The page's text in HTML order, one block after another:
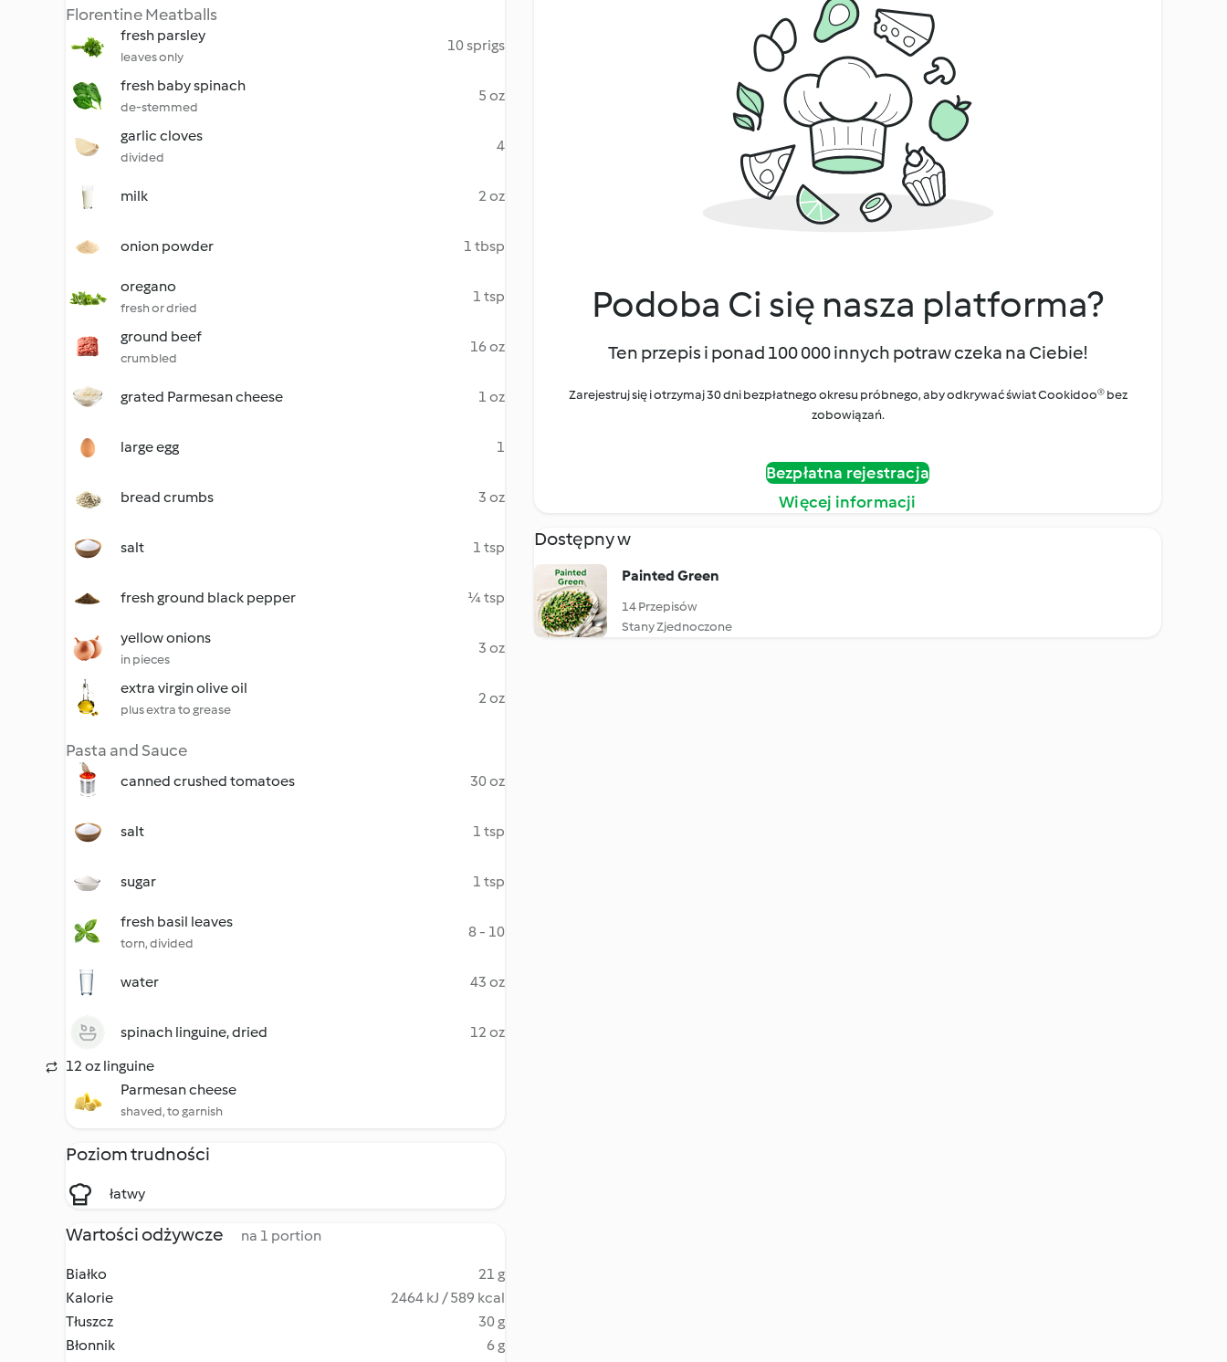
Florentine Meatballs
fresh parsley
leaves only
10 sprigs
fresh baby spinach
de-stemmed
5 oz
garlic cloves
divided
4
milk 2 oz
onion powder 1 tbsp
oregano
fresh or dried
1 tsp
ground beef
crumbled
16 oz
grated Parmesan cheese 1 oz
large egg 1
bread crumbs 3 oz
salt 1 tsp
fresh ground black pepper ¼ tsp
yellow onions
in pieces
3 oz
extra virgin olive oil
plus extra to grease
2 oz
Pasta and Sauce
canned crushed tomatoes 30 oz
salt 1 tsp
sugar 1 tsp
fresh basil leaves
torn, divided
8 - 10
water 43 oz
spinach linguine, dried
12 oz
12 oz linguine
Parmesan cheese
shaved, to garnish
Poziom trudności
łatwy
Wartości odżywcze na 1 portion
Białko
21 g
Kalorie
2464 kJ / 589 kcal
Tłuszcz
30 g
Błonnik
6 g
Podoba Ci się nasza platforma?
Ten przepis i ponad 100 000 innych potraw czeka na Ciebie!
Zarejestruj się i otrzymaj 30 dni bezpłatnego okresu próbnego, aby odkrywać świat Cookidoo® bez
zobowiązań.
Bezpłatna rejestracja
Więcej informacji
Dostępny w
Painted Green
14 Przepisów
Stany Zjednoczone